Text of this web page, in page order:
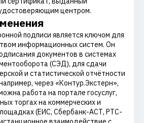
центром.
подписи является ключом для
информационных систем. Он
документов в системах
(СЭД), для сдачи
и статистической отчётности
через «Контур.Экстерн»,
работа на портале госуслуг,
торгах на коммерческих и
(ЕИС, Сбербанк-АСТ, РТС-